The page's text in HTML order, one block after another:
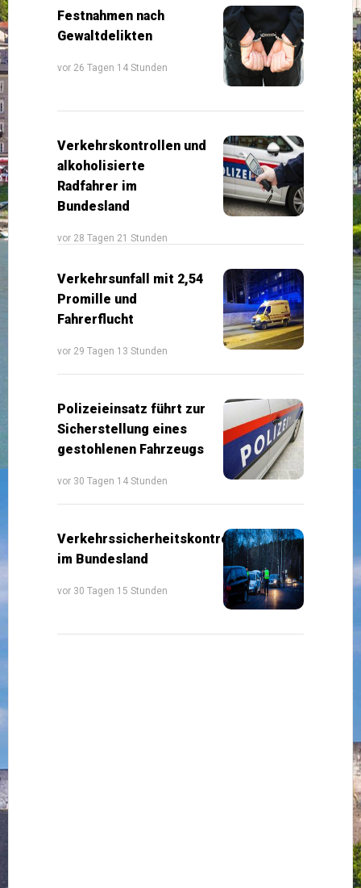
Festnahmen nach
Gewaltdelikten
vor 26 Tagen 14 Stunden
Verkehrskontrollen und
alkoholisierte
Radfahrer im
Bundesland
vor 28 Tagen 21 Stunden
Verkehrsunfall mit 2,54
Promille und
Fahrerflucht
vor 29 Tagen 13 Stunden
Polizeieinsatz führt zur
Sicherstellung eines
gestohlenen Fahrzeugs
vor 30 Tagen 14 Stunden
Verkehrssicherheitskontrollen
im Bundesland
vor 30 Tagen 15 Stunden